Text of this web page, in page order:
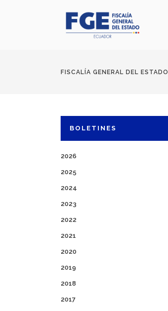
FISCALÍA GENERAL DEL ESTADO
BOLETINES
2026
2025
2024
2023
2022
2021
2020
2019
2018
2017